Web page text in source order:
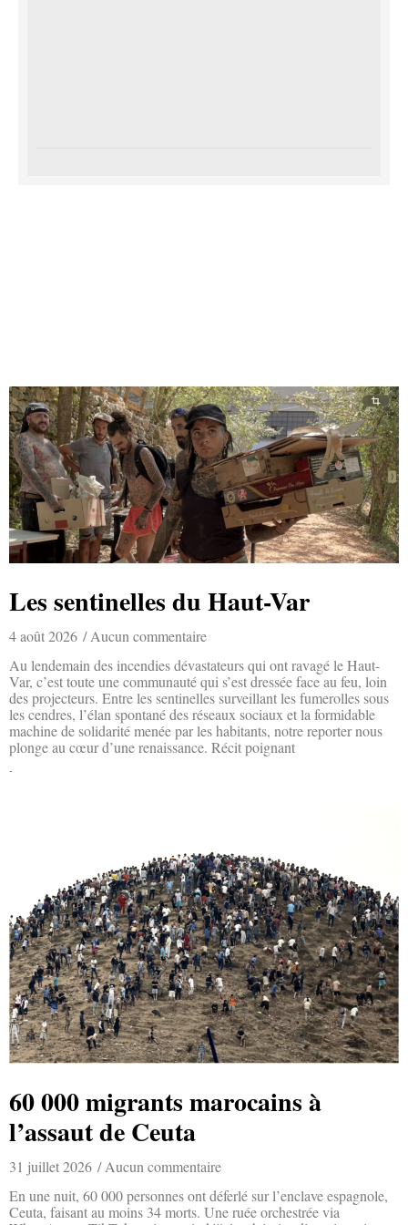
Les sentinelles du Haut-Var
4 août 2026
Aucun commentaire
Au lendemain des incendies dévastateurs qui ont ravagé le Haut-
Var, c’est toute une communauté qui s’est dressée face au feu, loin
des projecteurs. Entre les sentinelles surveillant les fumerolles sous
les cendres, l’élan spontané des réseaux sociaux et la formidable
machine de solidarité menée par les habitants, notre reporter nous
plonge au cœur d’une renaissance. Récit poignant
60 000 migrants marocains à
l’assaut de Ceuta
31 juillet 2026
Aucun commentaire
En une nuit, 60 000 personnes ont déferlé sur l’enclave espagnole,
Ceuta, faisant au moins 34 morts. Une ruée orchestrée via